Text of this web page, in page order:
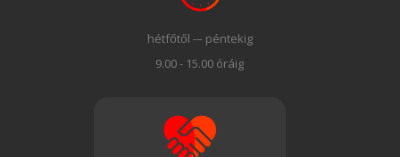
hétfőtől -– péntekig
9.00 - 15.00 óráig